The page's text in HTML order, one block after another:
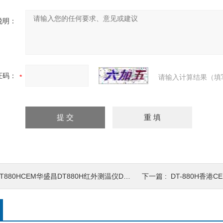
：
： 请输入计算结果（
华盛昌DT880H红外测温仪DT-88 下一篇 : DT-880H香港